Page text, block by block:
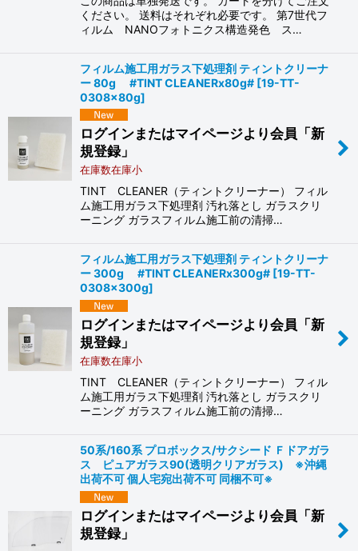
ください。 送料はそれぞれ必要です。 第7世代フ
ィルム NANOフォトニクス構造発色 ス…
フィルム施工用ガラス下処理剤 ティントクリーナ
ー 80g #TINT CLEANERx80g# [19-TT-
0308x80g]
ログインまたはマイページより会員「新
規登録」
在庫数在庫小
TINT CLEANER（ティントクリーナー） フィル
ム施工用ガラス下処理剤 汚れ落とし ガラスクリ
ーニング ガラスフィルム施工前の清掃…
フィルム施工用ガラス下処理剤 ティントクリーナ
ー 300g #TINT CLEANERx300g# [19-TT-
0308x300g]
ログインまたはマイページより会員「新
規登録」
在庫数在庫小
TINT CLEANER（ティントクリーナー） フィル
ム施工用ガラス下処理剤 汚れ落とし ガラスクリ
ーニング ガラスフィルム施工前の清掃…
50系/160系 プロボックス/サクシード Ｆドアガラ
ス ピュアガラス90(透明クリアガラス) ※沖縄
出荷不可 個人宅宛出荷不可 同梱不可※
ログインまたはマイページより会員「新
規登録」